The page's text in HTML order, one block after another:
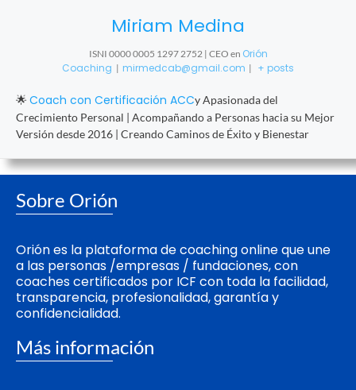
Miriam Medina
ISNI 0000 0005 1297 2752 | CEO en Orión
Coaching | mirmedcab@gmail.com | + posts
🌟 Coach con Certificación ACCy Apasionada del
Crecimiento Personal | Acompañando a Personas hacia su Mejor
Versión desde 2016 | Creando Caminos de Éxito y Bienestar
Sobre Orión
Orión es la plataforma de coaching online que une
a las personas /empresas / fundaciones, con
coaches certificados por ICF con toda la facilidad,
transparencia, profesionalidad, garantía y
confidencialidad.
Más información